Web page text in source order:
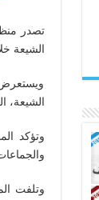
تصدر
الشيعة
ويستعرض
الشيعة،
وتؤكد
وتلفت